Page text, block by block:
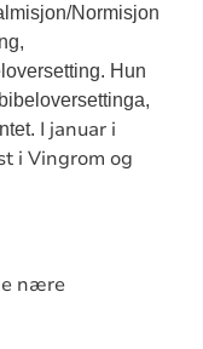
Normisjon
Hun
I januar i
i Vingrom og
nære